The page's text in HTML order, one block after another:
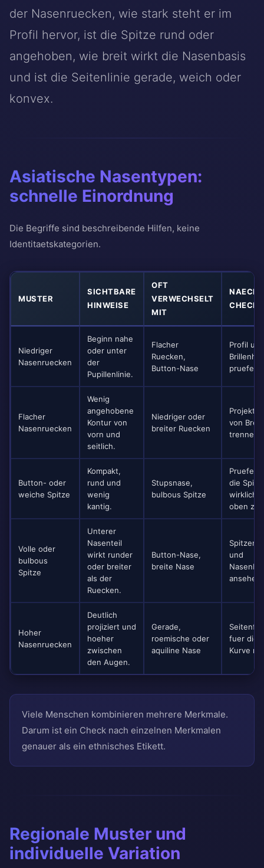
der Nasenruecken, wie stark steht er im
Profil hervor, ist die Spitze rund oder
angehoben, wie breit wirkt die Nasenbasis
und ist die Seitenlinie gerade, weich oder
konvex.
Asiatische Nasentypen:
schnelle Einordnung
Die Begriffe sind beschreibende Hilfen, keine
Identitaetskategorien.
MUSTER
SICHTBARE
HINWEISE
OFT
VERWECHSELT
MIT
CHECK
Niedriger
Nasenruecken
Beginn nahe
oder unter
der
Pupillenlinie.
Flacher
Ruecken,
Button-Nase
Profil und
pruefen.
Flacher
Nasenruecken
Wenig
angehobene
Kontur von
vorn und
seitlich.
Niedriger oder
breiter Ruecken
von
trennen.
Button- oder
weiche Spitze
Kompakt,
rund und
wenig
kantig.
Stupsnase,
bulbous Spitze
Pruefen,
die
wirklich
oben
Volle oder
bulbous
Spitze
Unterer
Nasenteil
wirkt runder
oder breiter
als der
Ruecken.
Button-Nase,
breite Nase
und
ansehen.
Hoher
Nasenruecken
Deutlich
projiziert und
hoeher
zwischen
den Augen.
Gerade,
roemische oder
aquiline Nase
fuer die
Kurve
Viele Menschen kombinieren mehrere Merkmale.
Darum ist ein Check nach einzelnen Merkmalen
genauer als ein ethnisches Etikett.
Regionale Muster und
individuelle Variation